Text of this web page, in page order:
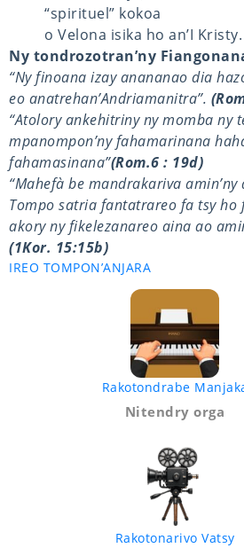
“spirituel” kokoa
o Velona isika ho an’I Kristy.
Ny tondrozotran’ny
“Ny finoana izay anananao dia
eo anatrehan’Andriamanitra”.
“Atolory ankehitriny ny momba ny
mpanompon’ny fahamarinana
fahamasinana”(Rom.6 : 19d)
“Mahefà be mandrakariva amin’ny
Tompo satria fantatrareo fa tsy ho
akory ny fikelezanareo aina ao
(1Kor. 15:15b)
IREO TOMPON’ANJARA
Rakotondrabe
Nitendry orga
Rakotonarivo Vatsy